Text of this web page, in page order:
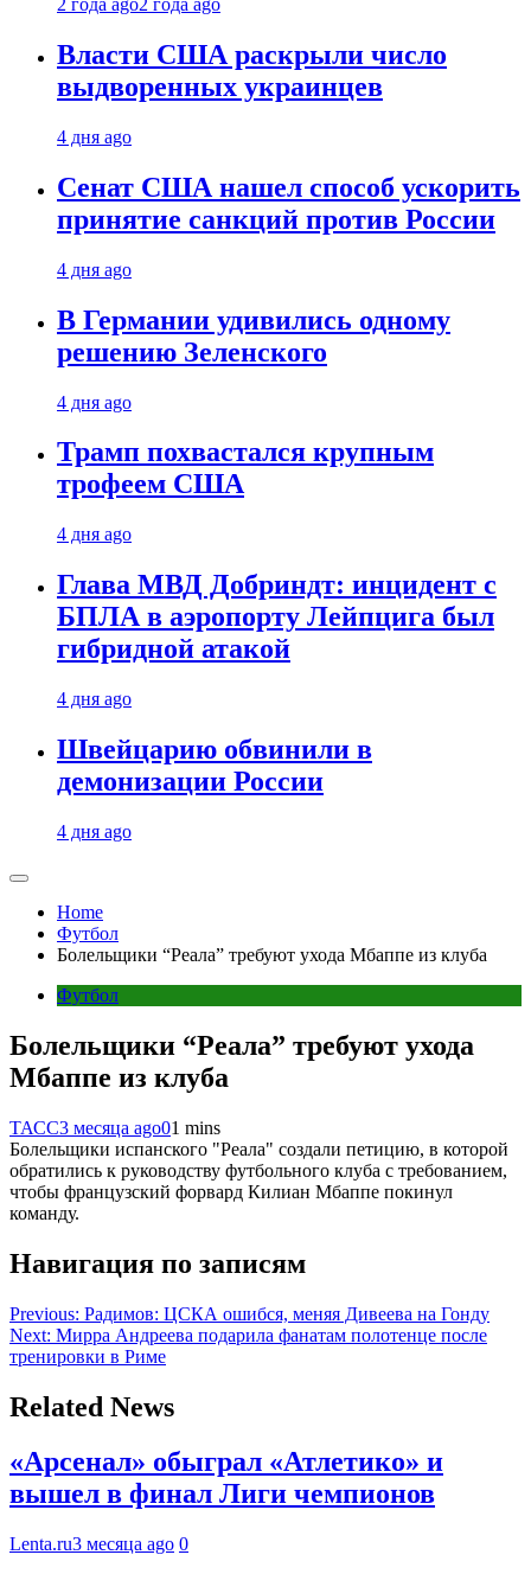
2 года ago2 года ago
Власти США раскрыли число
выдворенных украинцев
4 дня ago
Сенат США нашел способ ускорить
принятие санкций против России
4 дня ago
В Германии удивились одному
решению Зеленского
4 дня ago
Трамп похвастался крупным
трофеем США
4 дня ago
Глава МВД Добриндт: инцидент с
БПЛА в аэропорту Лейпцига был
гибридной атакой
4 дня ago
Швейцарию обвинили в
демонизации России
4 дня ago
Home
Футбол
Болельщики “Реала” требуют ухода Мбаппе из клуба
Футбол
Болельщики “Реала” требуют ухода
Мбаппе из клуба
ТАСС3 месяца ago01 mins
Болельщики испанского "Реала" создали петицию, в которой
обратились к руководству футбольного клуба с требованием,
чтобы французский форвард Килиан Мбаппе покинул
команду.
Навигация по записям
Previous: Радимов: ЦСКА ошибся, меняя Дивеева на Гонду
Next: Мирра Андреева подарила фанатам полотенце после
тренировки в Риме
Related News
«Арсенал» обыграл «Атлетико» и
вышел в финал Лиги чемпионов
Lenta.ru3 месяца ago 0